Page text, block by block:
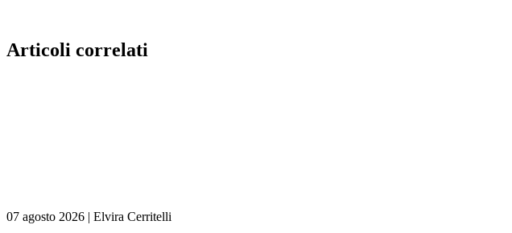
Articoli correlati
07 agosto 2026 | Elvira Cerritelli